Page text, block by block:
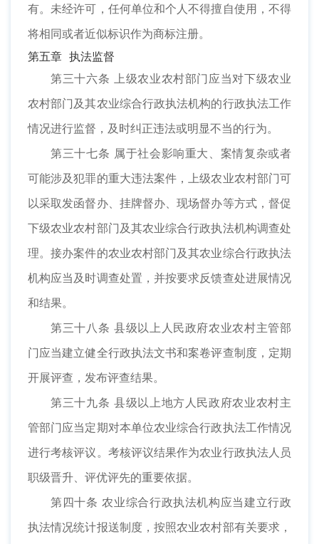
有。未经许可，任何单位和个人不得擅自使用，不得
将相同或者近似标识作为商标注册。
第五章 执法监督
第三十六条 上级农业农村部门应当对下级农业
农村部门及其农业综合行政执法机构的行政执法工作
情况进行监督，及时纠正违法或明显不当的行为。
第三十七条 属于社会影响重大、案情复杂或者
可能涉及犯罪的重大违法案件，上级农业农村部门可
以采取发函督办、挂牌督办、现场督办等方式，督促
下级农业农村部门及其农业综合行政执法机构调查处
理。接办案件的农业农村部门及其农业综合行政执法
机构应当及时调查处置，并按要求反馈查处进展情况
和结果。
第三十八条 县级以上人民政府农业农村主管部
门应当建立健全行政执法文书和案卷评查制度，定期
开展评查，发布评查结果。
第三十九条 县级以上地方人民政府农业农村主
管部门应当定期对本单位农业综合行政执法工作情况
进行考核评议。考核评议结果作为农业行政执法人员
职级晋升、评优评先的重要依据。
第四十条 农业综合行政执法机构应当建立行政
执法情况统计报送制度，按照农业农村部有关要求，